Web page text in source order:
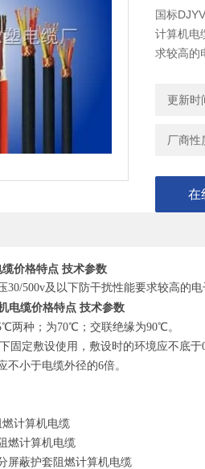
国标
计算机电
求较高的
更新时
厂商性
在
价格特点 技术参数
500v及以下防干扰性能要求较高的
电缆价格特点 技术参数
两种；为70℃；交联绝缘为90℃。
固定敷设使用，敷设时的环境应不底
小于电缆外径的6倍。
计算机电缆
燃计算机电缆
屏蔽护套阻燃计算机电缆